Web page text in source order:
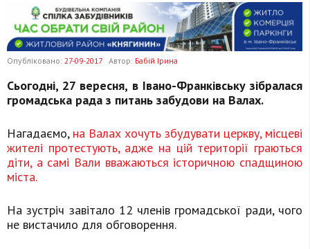
Опубліковано: 27-09-2017 Автор: Бабій Ірина
Сьогодні, 27 вересня, в Івано-Франківську зібралася
громадська рада з питань забудови на Валах.
Нагадаємо, на Валах хочуть збудувати церкву, місцеві
жителі протестують, адже на цій території граються
діти, а самі Вали вважаються історичною спадщиною
міста.
На зустріч завітало 12 членів громадської ради, чого
не вистачило для обговорення.